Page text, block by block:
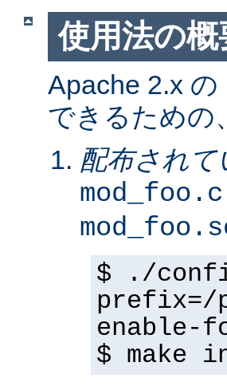
使用法の概
Apache 2.x
できるための
配布されて
mod_foo.c
$ ./
enable-
$ make